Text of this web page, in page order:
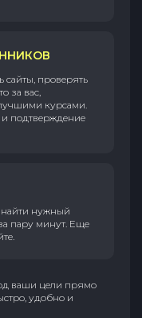
сайты, проверять
за вас,
курсами.
подтверждение
найти нужный
пару минут. Еще
ваши цели прямо
удобно и